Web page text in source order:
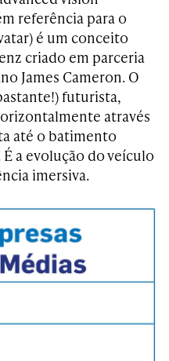
referência para o
é um conceito
criado em parceria
James Cameron. O
futurista,
através
até o batimento
a evolução do veículo
imersiva.